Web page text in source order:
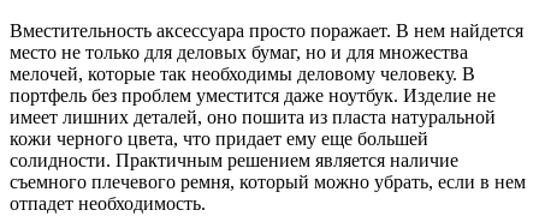
Вместительность аксессуара просто поражает. В нем найдется
место не только для деловых бумаг, но и для множества
мелочей, которые так необходимы деловому человеку. В
портфель без проблем уместится даже ноутбук. Изделие не
имеет лишних деталей, оно пошита из пласта натуральной
кожи черного цвета, что придает ему еще большей
солидности. Практичным решением является наличие
съемного плечевого ремня, который можно убрать, если в нем
отпадет необходимость.